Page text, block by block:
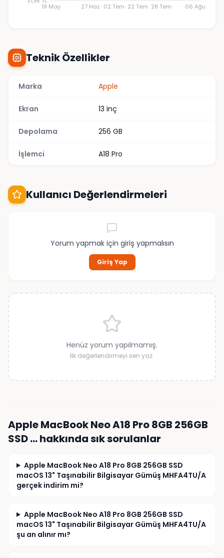
19 May 27 Haz 02 Tem 22 Tem 28 Tem 06 Ağu
Teknik Özellikler
Marka Apple
Ekran 13 inç
Depolama 256 GB
İşlemci A18 Pro
Kullanıcı Değerlendirmeleri
Yorum yapmak için giriş yapmalısın
Giriş Yap
Henüz yorum yapılmamış.
İlk değerlendirmeyi sen yaz.
Apple MacBook Neo A18 Pro 8GB 256GB
SSD …hakkında sık sorulanlar
Apple MacBook Neo A18 Pro 8GB 256GB SSD
macOS 13" Taşınabilir Bilgisayar Gümüş MHFA4TU/A
gerçek indirim mi?
Apple MacBook Neo A18 Pro 8GB 256GB SSD
macOS 13" Taşınabilir Bilgisayar Gümüş MHFA4TU/A
şu an alınır mı?